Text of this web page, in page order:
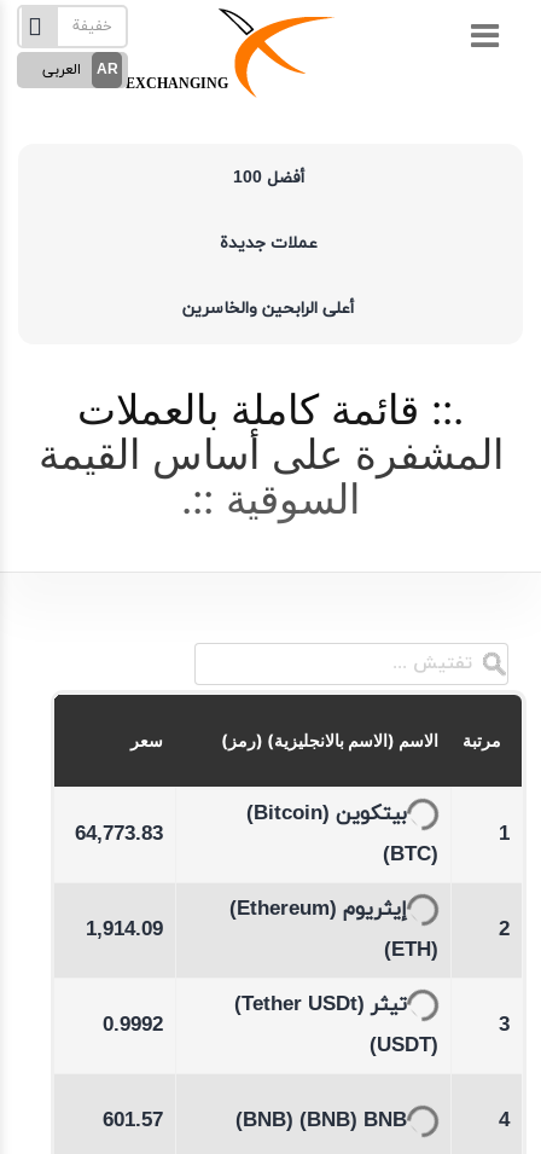
EXCHANGING
AR
العربی
أفضل 100
عملات جديدة
أعلى الرابحين والخاسرين
قائمة كاملة بالعملات
المشفرة على أساس القيمة
السوقية
مرتبة الاسم (الاسم بالانجليزية) (رمز) سعر
1
بيتكوين (Bitcoin)
(BTC)
64,773.83
2
إيثريوم (Ethereum)
(ETH)
1,914.09
3
تيثر (Tether USDt)
(USDT)
0.9992
4
BNB
(BNB)
(BNB)
601.57